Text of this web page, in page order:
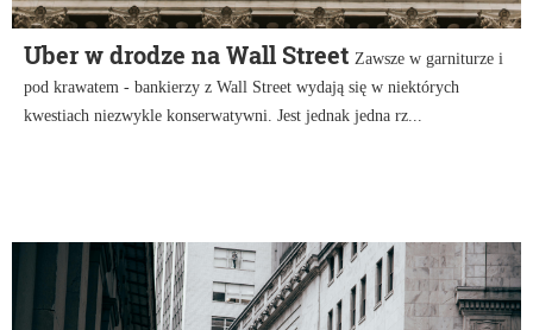
Uber w drodze na Wall Street Zawsze w garniturze i
pod krawatem - bankierzy z Wall Street wydają się w niektórych
kwestiach niezwykle konserwatywni. Jest jednak jedna rz...